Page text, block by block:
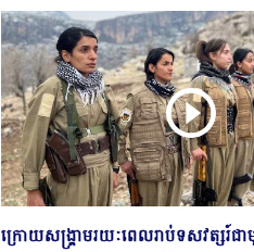
ក្រោយសង្រ្គាមរយៈពេលរាប់ទសវត្សរ៍